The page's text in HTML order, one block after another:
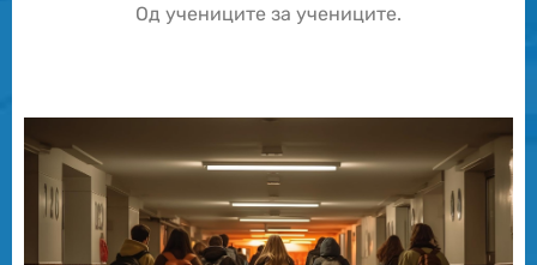
Од учениците за учениците.